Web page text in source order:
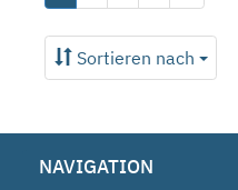
Sortieren nach
NAVIGATION